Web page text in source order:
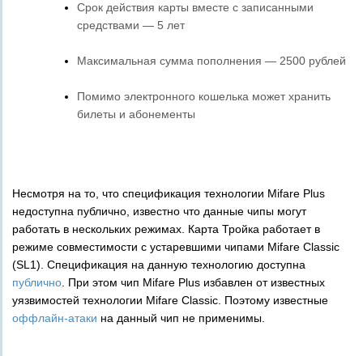
Срок действия карты вместе с записанными
средствами — 5 лет
Максимальная сумма пополнения — 2500 рублей
Помимо электронного кошелька может хранить
билеты и абонементы
Несмотря на то, что спецификация технологии Mifare Plus
недоступна публично, известно что данные чипы могут
работать в нескольких режимах. Карта Тройка работает в
режиме совместимости с устаревшими чипами Mifare Classic
(SL1). Спецификация на данную технологию доступна
публично. При этом чип Mifare Plus избавлен от известных
уязвимостей технологии Mifare Classic. Поэтому известные
оффлайн-атаки на данный чип не применимы.